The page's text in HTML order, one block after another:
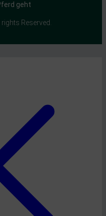
geht
Reserved.